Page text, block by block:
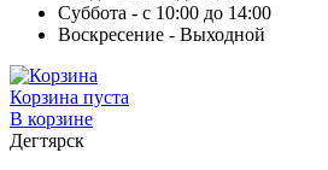
Суббота - с 10:00 до 14:00
Воскресение - Выходной
Корзина пуста
В корзине
Дегтярск